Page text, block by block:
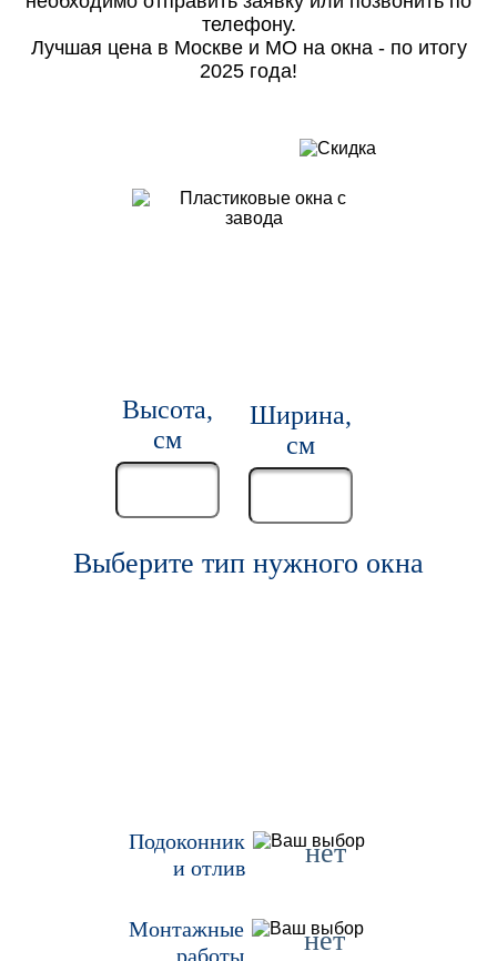
телефону.
Лучшая цена в Москве и МО на окна - по итогу
2025 года!
Высота,
см
Ширина,
см
Выберите тип нужного окна
Подоконник
и отлив
нет
Монтажные
работы
нет